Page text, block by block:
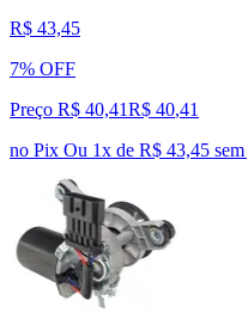
R$ 43,45
7% OFF
Preço R$ 40,41R$ 40,41
no Pix Ou 1x de R$ 43,45